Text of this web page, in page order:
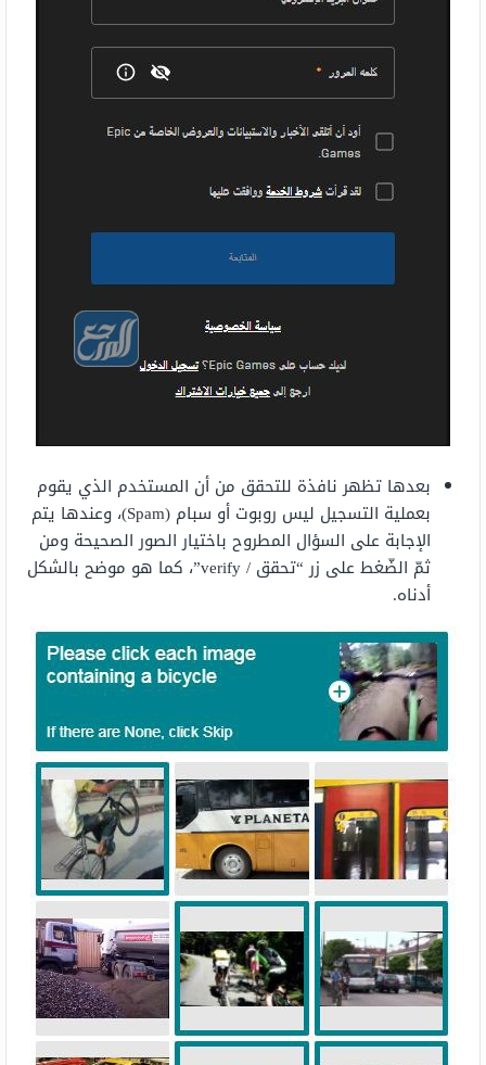
بعدها تظهر نافذة للتحقق من أن المستخدم الذي يقوم
بعملية التسجيل ليس روبوت أو سبام (Spam)، وعندها يتم
الإجابة على السؤال المطروح باختيار الصور الصحيحة ومن
ثمّ الضّغط على زر “تحقق / verify”، كما هو موضح بالشكل
أدناه.